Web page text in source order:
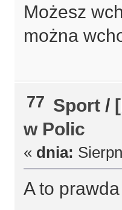
Możesz
można
77 Sport /
w Polic
« dnia:
A to